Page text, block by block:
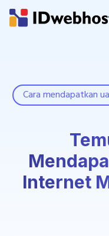
Cara mendapatkan
Internet